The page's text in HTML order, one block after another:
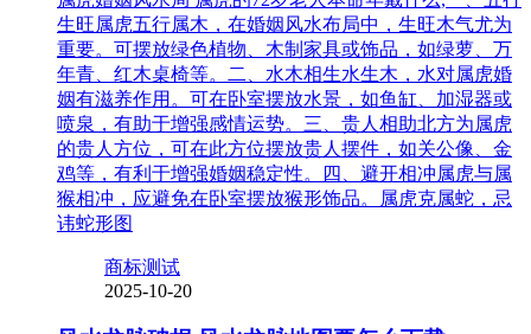
生旺属虎五行属木，在婚姻风水布局中，生旺木气尤为
重要。可摆放绿色植物、木制家具或饰品，如绿萝、万
年青、红木桌椅等。二、水木相生水生木，水对属虎婚
姻有滋养作用。可在卧室摆放水景，如鱼缸、加湿器或
喷泉，有助于增强感情运势。三、贵人相助北方为属虎
的贵人方位，可在此方位摆放贵人摆件，如关公像、金
鸡等，有利于增强婚姻稳定性。四、避开相冲属虎与属
猴相冲，应避免在卧室摆放猴形饰品。属虎克属蛇，忌
讳蛇形图
商标测试
2025-10-20